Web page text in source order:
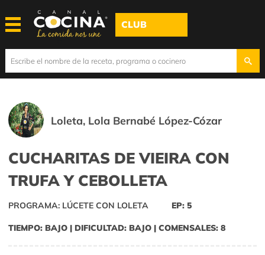
CLUB
Loleta, Lola Bernabé López-Cózar
CUCHARITAS DE VIEIRA CON
TRUFA Y CEBOLLETA
PROGRAMA: LÚCETE CON LOLETA EP: 5
TIEMPO: BAJO | DIFICULTAD: BAJO | COMENSALES: 8